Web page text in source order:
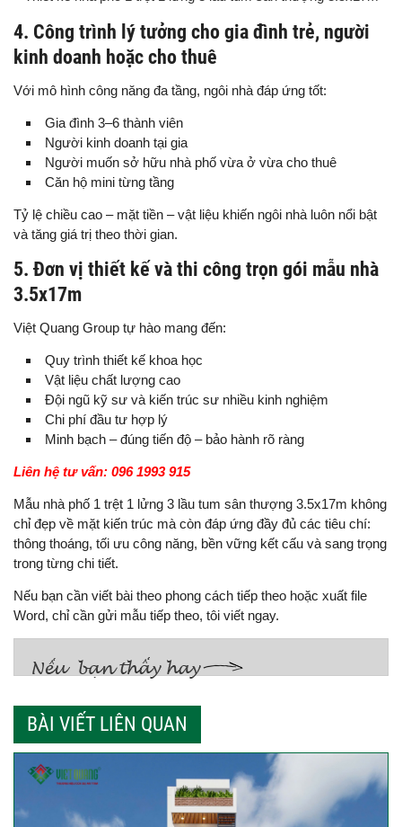
4. Công trình lý tưởng cho gia đình trẻ, người
kinh doanh hoặc cho thuê
Với mô hình công năng đa tầng, ngôi nhà đáp ứng tốt:
Gia đình 3–6 thành viên
Người kinh doanh tại gia
Người muốn sở hữu nhà phố vừa ở vừa cho thuê
Căn hộ mini từng tầng
Tỷ lệ chiều cao – mặt tiền – vật liệu khiến ngôi nhà luôn nổi bật
và tăng giá trị theo thời gian.
5. Đơn vị thiết kế và thi công trọn gói mẫu nhà
3.5x17m
Việt Quang Group tự hào mang đến:
Quy trình thiết kế khoa học
Vật liệu chất lượng cao
Đội ngũ kỹ sư và kiến trúc sư nhiều kinh nghiệm
Chi phí đầu tư hợp lý
Minh bạch – đúng tiến độ – bảo hành rõ ràng
Liên hệ tư vấn: 096 1993 915
Mẫu nhà phố 1 trệt 1 lửng 3 lầu tum sân thượng 3.5x17m không
chỉ đẹp về mặt kiến trúc mà còn đáp ứng đầy đủ các tiêu chí:
thông thoáng, tối ưu công năng, bền vững kết cấu và sang trọng
trong từng chi tiết.
Nếu bạn cần viết bài theo phong cách tiếp theo hoặc xuất file
Word, chỉ cần gửi mẫu tiếp theo, tôi viết ngay.
BÀI VIẾT LIÊN QUAN